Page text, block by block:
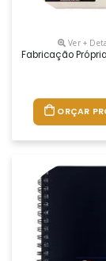
Ver +
Fabricação
ORÇAR